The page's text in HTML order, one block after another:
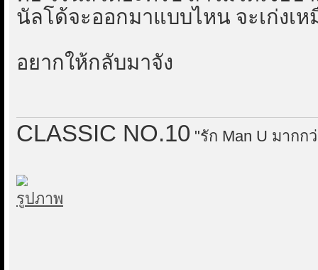
นัลโด้จะออกมาแบบไหน จะเก่งเ
อยากให้กลับมาจัง
CLASSIC NO.10 "รัก Man U มากก